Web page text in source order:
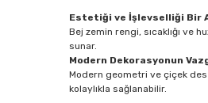
Estetiği ve İşlevselliği Bir
Bej zemin rengi, sıcaklığı ve
sunar.
Modern Dekorasyonun
Modern geometri ve çiçek
kolaylıkla sağlanabilir.